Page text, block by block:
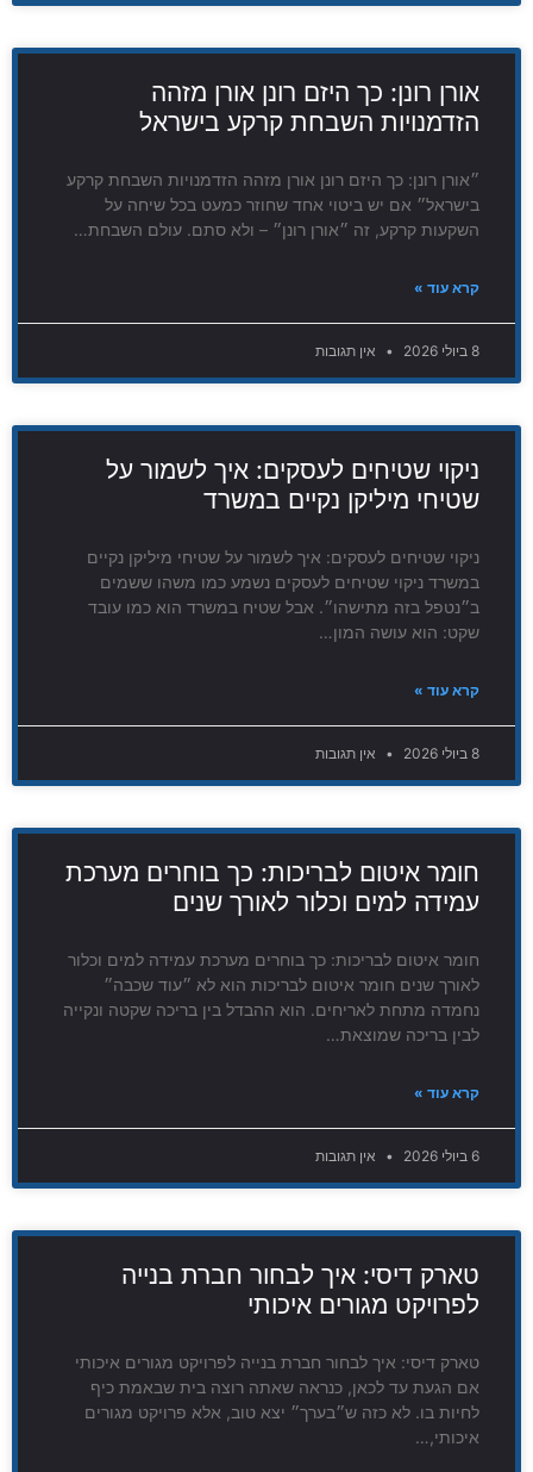
אורן רונן: כך היזם רונן אורן מזהה
הזדמנויות השבחת קרקע בישראל
״אורן רונן: כך היזם רונן אורן מזהה הזדמנויות השבחת קרקע
בישראל״ אם יש ביטוי אחד שחוזר כמעט בכל שיחה על
השקעות קרקע, זה ״אורן רונן״ – ולא סתם. עולם השבחת…
קרא עוד »
8 ביולי 2026 אין תגובות
ניקוי שטיחים לעסקים: איך לשמור על
שטיחי מיליקן נקיים במשרד
ניקוי שטיחים לעסקים: איך לשמור על שטיחי מיליקן נקיים
במשרד ניקוי שטיחים לעסקים נשמע כמו משהו ששמים
ב״נטפל בזה מתישהו״. אבל שטיח במשרד הוא כמו עובד
שקט: הוא עושה המון…
קרא עוד »
8 ביולי 2026 אין תגובות
חומר איטום לבריכות: כך בוחרים מערכת
עמידה למים וכלור לאורך שנים
חומר איטום לבריכות: כך בוחרים מערכת עמידה למים וכלור
לאורך שנים חומר איטום לבריכות הוא לא ״עוד שכבה״
נחמדה מתחת לאריחים. הוא ההבדל בין בריכה שקטה ונקייה
לבין בריכה שמוצאת…
קרא עוד »
6 ביולי 2026 אין תגובות
טארק דיסי: איך לבחור חברת בנייה
לפרויקט מגורים איכותי
טארק דיסי: איך לבחור חברת בנייה לפרויקט מגורים איכותי
אם הגעת עד לכאן, כנראה שאתה רוצה בית שבאמת כיף
לחיות בו. לא כזה ש״בערך״ יצא טוב, אלא פרויקט מגורים
איכותי,…